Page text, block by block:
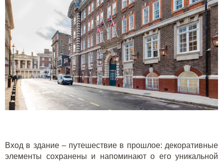
Вход в здание – путешествие в прошлое: декоративные
элементы сохранены и напоминают о его уникальной